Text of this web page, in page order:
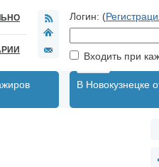
Логин: (
Входить при
В Новокузнецке